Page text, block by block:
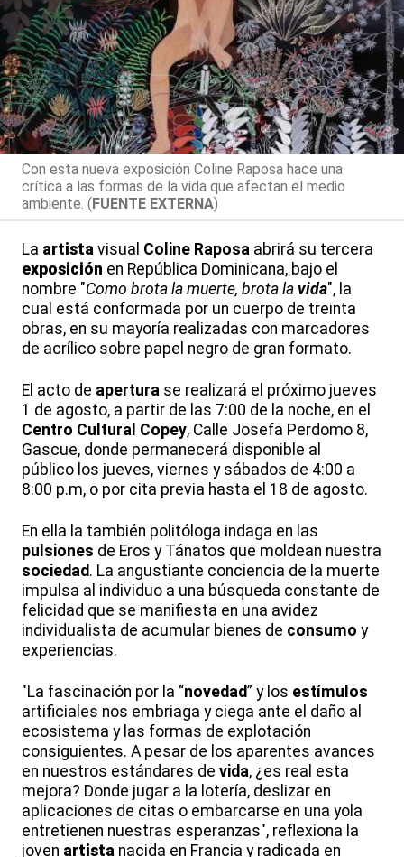
Con esta nueva exposición Coline Raposa hace una
crítica a las formas de la vida que afectan el medio
ambiente. (FUENTE EXTERNA)
La artista visual Coline Raposa abrirá su tercera
exposición en República Dominicana, bajo el
nombre "Como brota la muerte, brota la vida", la
cual está conformada por un cuerpo de treinta
obras, en su mayoría realizadas con marcadores
de acrílico sobre papel negro de gran formato.
El acto de apertura se realizará el próximo jueves
1 de agosto, a partir de las 7:00 de la noche, en el
Centro Cultural Copey, Calle Josefa Perdomo 8,
Gascue, donde permanecerá disponible al
público los jueves, viernes y sábados de 4:00 a
8:00 p.m, o por cita previa hasta el 18 de agosto.
En ella la también politóloga indaga en las
pulsiones de Eros y Tánatos que moldean nuestra
sociedad. La angustiante conciencia de la muerte
impulsa al individuo a una búsqueda constante de
felicidad que se manifiesta en una avidez
individualista de acumular bienes de consumo y
experiencias.
"La fascinación por la “novedad” y los estímulos
artificiales nos embriaga y ciega ante el daño al
ecosistema y las formas de explotación
consiguientes. A pesar de los aparentes avances
en nuestros estándares de vida, ¿es real esta
mejora? Donde jugar a la lotería, deslizar en
aplicaciones de citas o embarcarse en una yola
entretienen nuestras esperanzas", reflexiona la
joven artista nacida en Francia y radicada en